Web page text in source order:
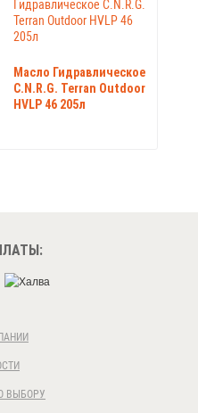
Масло Гидравлическое
C.N.R.G. Terran Outdoor
HVLP 46 205л
ВЫБОРУ